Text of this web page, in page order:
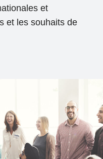
et
et les souhaits de